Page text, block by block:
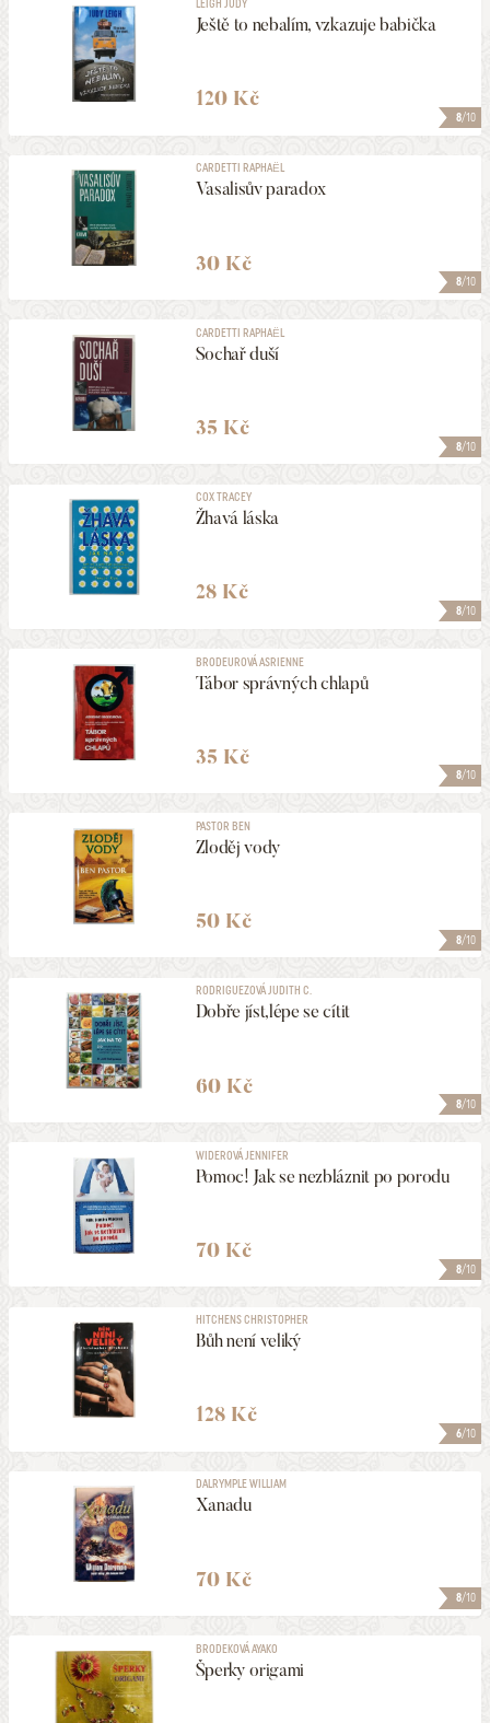
8/10
LEIGH JUDY
Ještě to nebalím, vzkazuje babička
120 Kč
8/10
CARDETTI RAPHAËL
Vasalisův paradox
30 Kč
8/10
CARDETTI RAPHAËL
Sochař duší
35 Kč
8/10
COX TRACEY
Žhavá láska
28 Kč
8/10
BRODEUROVÁ ASRIENNE
Tábor správných chlapů
35 Kč
8/10
PASTOR BEN
Zloděj vody
50 Kč
8/10
RODRIGUEZOVÁ JUDITH C.
Dobře jíst,lépe se cítit
60 Kč
8/10
WIDEROVÁ JENNIFER
Pomoc! Jak se nezbláznit po porodu
70 Kč
6/10
HITCHENS CHRISTOPHER
Bůh není veliký
128 Kč
8/10
DALRYMPLE WILLIAM
Xanadu
70 Kč
BRODEKOVÁ AYAKO
Šperky origami